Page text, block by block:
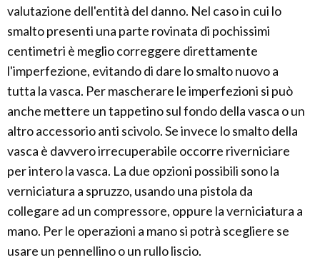
valutazione dell'entità del danno. Nel caso in cui lo
smalto presenti una parte rovinata di pochissimi
centimetri è meglio correggere direttamente
l'imperfezione, evitando di dare lo smalto nuovo a
tutta la vasca. Per mascherare le imperfezioni si può
anche mettere un tappetino sul fondo della vasca o un
altro accessorio anti scivolo. Se invece lo smalto della
vasca è davvero irrecuperabile occorre riverniciare
per intero la vasca. La due opzioni possibili sono la
verniciatura a spruzzo, usando una pistola da
collegare ad un compressore, oppure la verniciatura a
mano. Per le operazioni a mano si potrà scegliere se
usare un pennellino o un rullo liscio.